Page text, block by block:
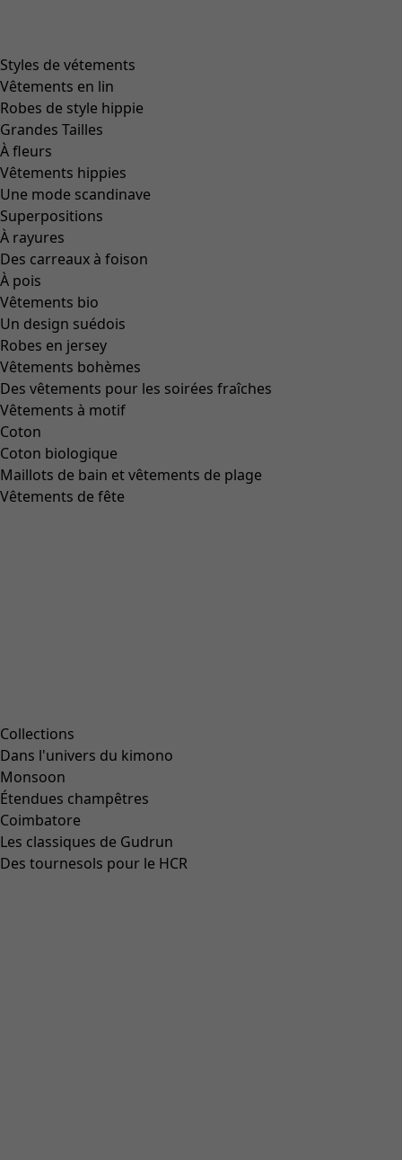
Styles de vétements
Vêtements en lin
Robes de style hippie
Grandes Tailles
À fleurs
Vêtements hippies
Une mode scandinave
Superpositions
À rayures
Des carreaux à foison
À pois
Vêtements bio
Un design suédois
Robes en jersey
Vêtements bohèmes
Des vêtements pour les soirées fraîches
Vêtements à motif
Coton
Coton biologique
Maillots de bain et vêtements de plage
Vêtements de fête
Collections
Dans l'univers du kimono
Monsoon
Étendues champêtres
Coimbatore
Les classiques de Gudrun
Des tournesols pour le HCR